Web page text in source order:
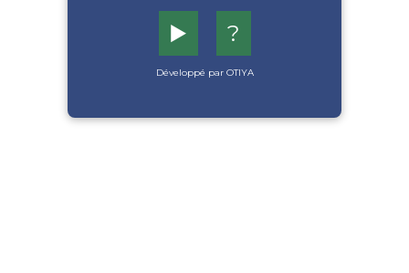
▶️ ?
Développé par OTIYA